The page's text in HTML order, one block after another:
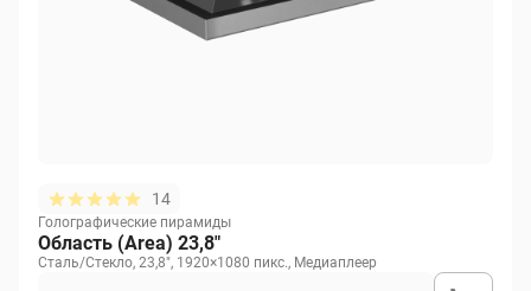
14
Голографические пирамиды
Область (Area) 23,8"
Сталь/Стекло, 23,8", 1920×1080 пикс., Медиаплеер